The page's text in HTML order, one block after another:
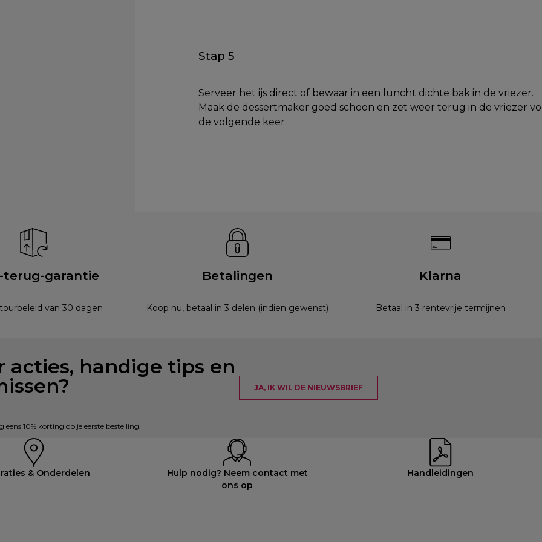
Stap 5
Serveer het ijs direct of bewaar in een luncht dichte bak in de vriezer.
Maak de dessertmaker goed schoon en zet weer terug in de vriezer
de volgende keer.
terug-garantie
van 30 dagen
Betalingen
Koop nu, betaal in 3 delen (indien gewenst)
Klarna
Betaal in 3 rentevrije termijnen
acties, handige tips en
10% korting op je eerste bestelling.
JA, IK WIL DE NIEUWSBRIEF
& Onderdelen
Hulp nodig? Neem contact met
ons op
Handleidingen